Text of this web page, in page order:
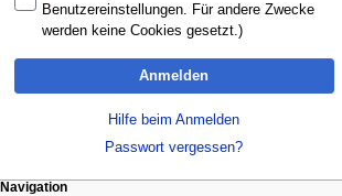
Benutzereinstellungen. Für andere Zwecke
werden keine Cookies gesetzt.)
Anmelden
Hilfe beim Anmelden
Passwort vergessen?
Navigation